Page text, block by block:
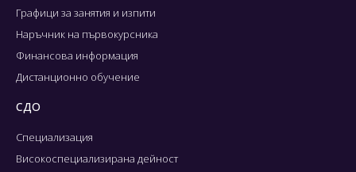
Графици за занятия и изпити
Наръчник на първокурсника
Финансова информация
Дистанционно обучение
СДО
Специализация
Високоспециализирана дейност